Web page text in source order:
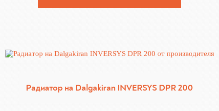
Радиатор на Dalgakiran INVERSYS DPR 200